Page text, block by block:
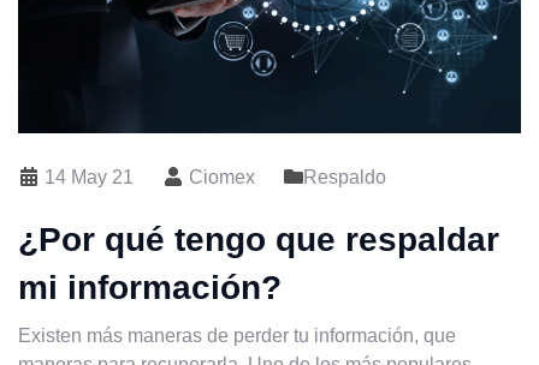
14 May 21 Ciomex Respaldo
¿Por qué tengo que respaldar
mi información?
Existen más maneras de perder tu información, que